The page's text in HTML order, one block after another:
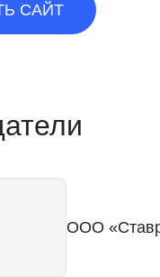
САЙТ
ООО